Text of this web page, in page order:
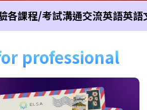
各課程/考試溝通交流英語英語
professional